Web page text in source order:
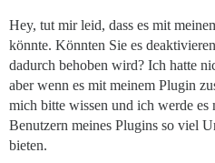
Hey, tut mir leid, dass es mit
könnte. Könnten Sie es
dadurch behoben wird? Ich hatte
aber wenn es mit meinem Plugin
mich bitte wissen und ich werde es
Benutzern meines Plugins so viel
bieten.